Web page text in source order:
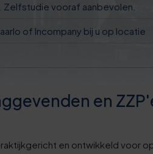
Zelfstudie vooraf aanbevolen.
of Incompany bij u op locatie
en
en ontwikkeld voor